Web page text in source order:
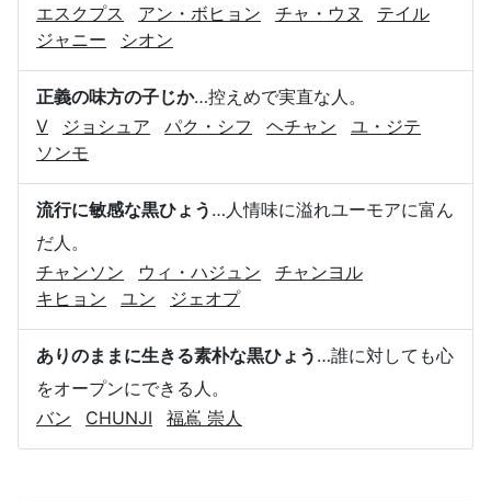
エスクプス
アン・ボヒョン チャ・ウヌ
テイル
ジャニー
シオン
正義の味方の子じか…控えめで実直な人。
V
ジョシュア パク・シフ ヘチャン
ユ・ジテ
ソンモ
流行に敏感な黒ひょう …人情味に溢れユーモアに富ん
だ人。
チャンソン
ウィ・ハジュン
チャンヨル
キヒョン
ユン ジェオプ
ありのままに生きる素朴な黒ひょう …誰に対しても心
をオープンにできる人。
バン
CHUNJI 福嶌 崇人